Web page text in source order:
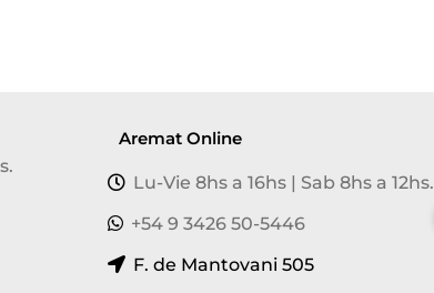
Aremat Online
Lu-Vie 8hs a 16hs | Sab 8hs a 12hs.
+54 9 3426 50-5446
F. de Mantovani 505